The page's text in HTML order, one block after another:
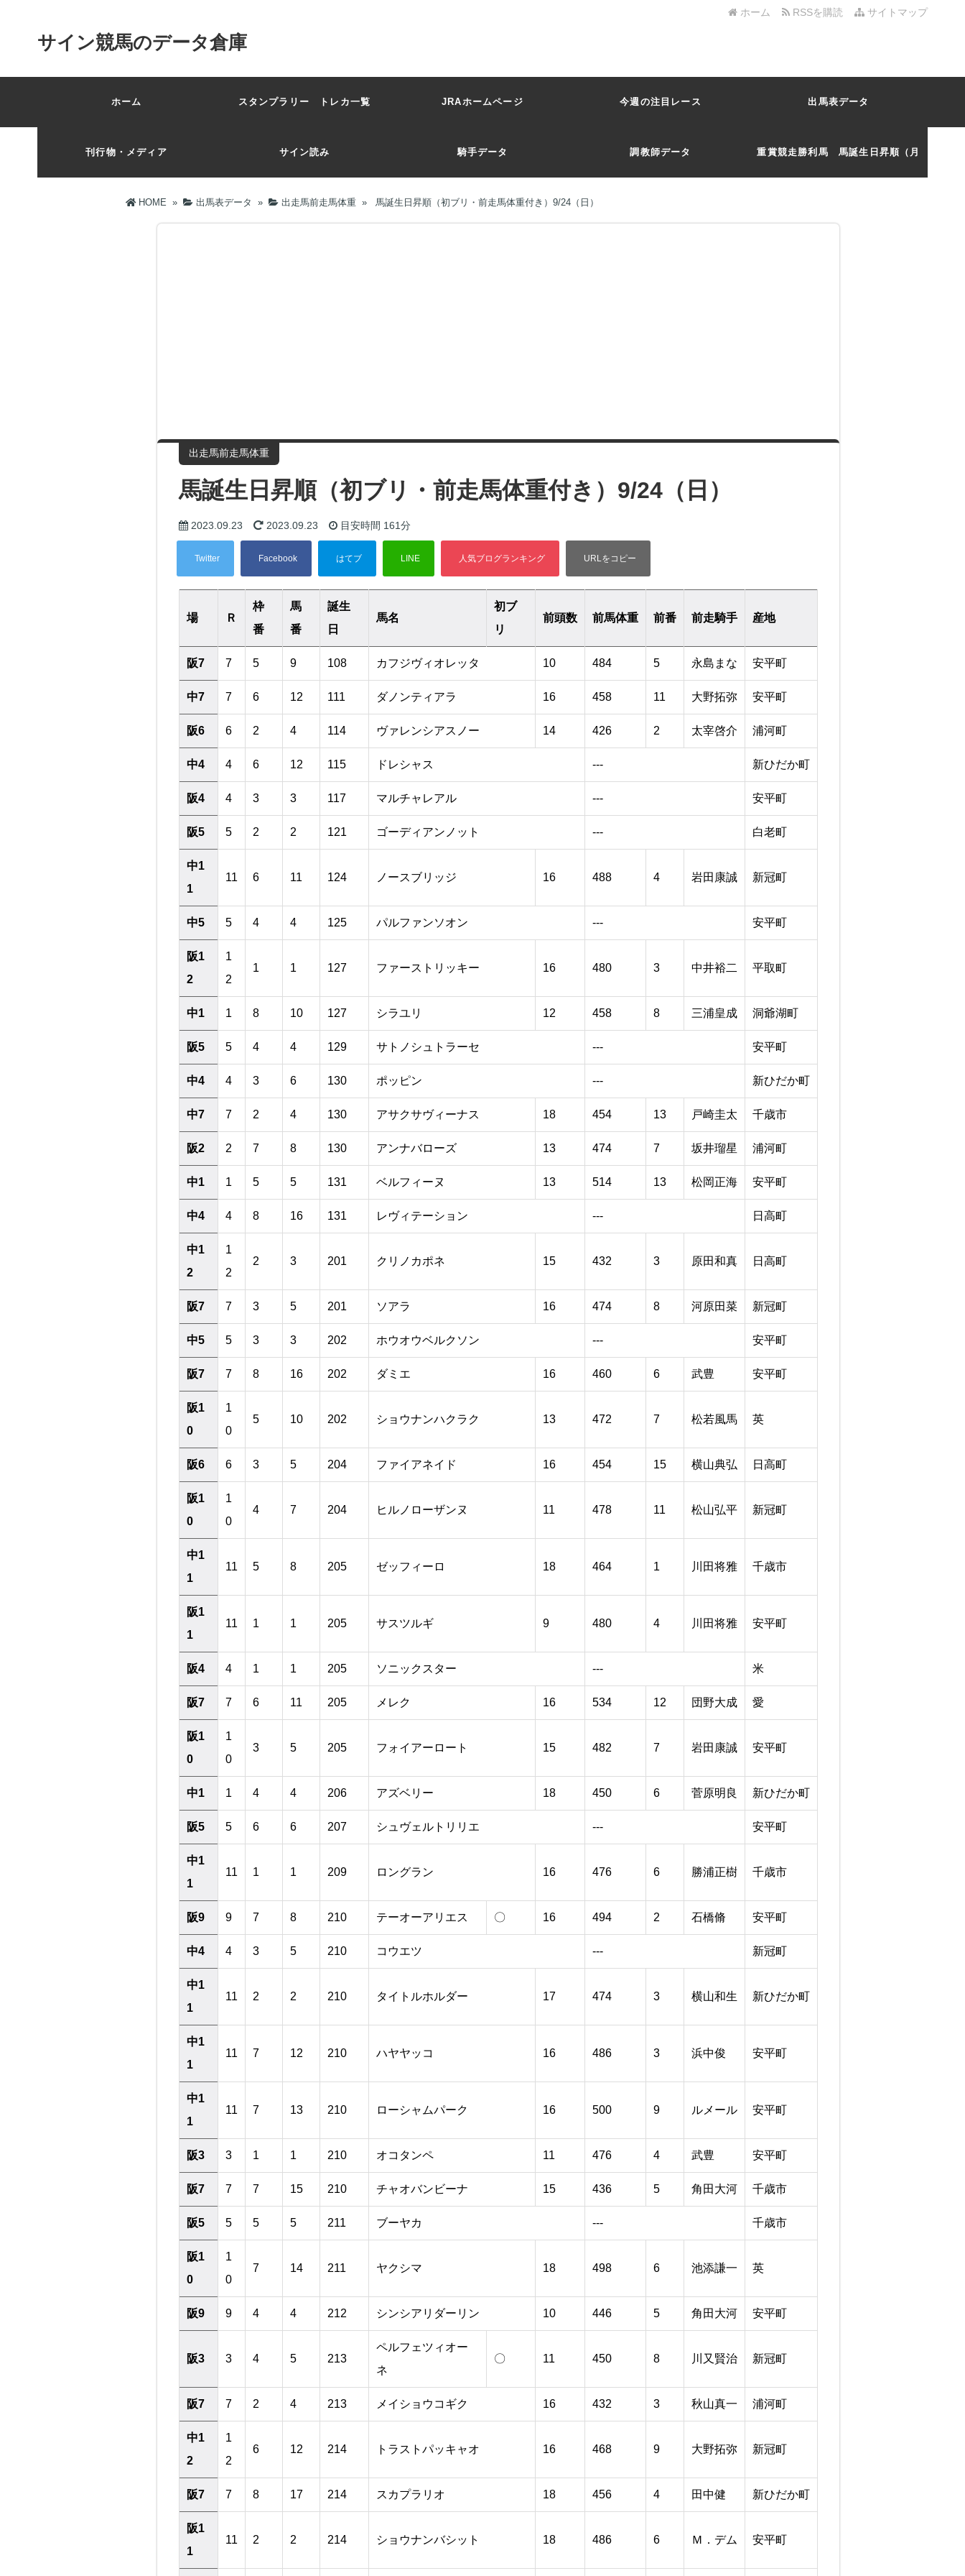
サイトマップ
RSSを購読
ホーム
サイン競馬のデータ倉庫
ホーム スタンプラリー トレカ一覧 JRAホームページ 今週の注目レース 出馬表データ
刊行物・メディア サイン読み 騎手データ 調教師データ 重賞競走勝利馬 馬誕生日昇順（月
HOME » 出馬表データ » 出走馬前走馬体重 » 馬誕生日昇順（初ブリ・前走馬体重付き）9/24（日）
出走馬前走馬体重
馬誕生日昇順（初ブリ・前走馬体重付き）9/24（日）
2023.09.23 2023.09.23 目安時間 161分
場 Ｒ
枠
番
馬
番
誕生
日
馬名
初ブ
リ
前頭数 前馬体重 前番 前走騎手 産地
阪7 7 5 9 108 カフジヴィオレッタ 10 484 5 永島まな 安平町
中7 7 6 12 111 ダノンティアラ 16 458 11 大野拓弥 安平町
阪6 6 2 4 114 ヴァレンシアスノー 14 426 2 太宰啓介 浦河町
中4 4 6 12 115 ドレシャス --- 新ひだか町
阪4 4 3 3 117 マルチャレアル --- 安平町
阪5 5 2 2 121 ゴーディアンノット --- 白老町
中1
1
11 6 11 124 ノースブリッジ 16 488 4 岩田康誠 新冠町
中5 5 4 4 125 パルファンソオン --- 安平町
阪1
2
1
2
1 1 127 ファーストリッキー 16 480 3 中井裕二 平取町
中1 1 8 10 127 シラユリ 12 458 8 三浦皇成 洞爺湖町
阪5 5 4 4 129 サトノシュトラーセ --- 安平町
中4 4 3 6 130 ポッピン --- 新ひだか町
中7 7 2 4 130 アサクサヴィーナス 18 454 13 戸崎圭太 千歳市
阪2 2 7 8 130 アンナバローズ 13 474 7 坂井瑠星 浦河町
中1 1 5 5 131 ベルフィーヌ 13 514 13 松岡正海 安平町
中4 4 8 16 131 レヴィテーション --- 日高町
中1
2
1
2
2 3 201 クリノカポネ 15 432 3 原田和真 日高町
阪7 7 3 5 201 ソアラ 16 474 8 河原田菜 新冠町
中5 5 3 3 202 ホウオウベルクソン --- 安平町
阪7 7 8 16 202 ダミエ 16 460 6 武豊 安平町
阪1
0
1
0
5 10 202 ショウナンハクラク 13 472 7 松若風馬 英
阪6 6 3 5 204 ファイアネイド 16 454 15 横山典弘 日高町
阪1
0
1
0
4 7 204 ヒルノローザンヌ 11 478 11 松山弘平 新冠町
中1
1
11 5 8 205 ゼッフィーロ 18 464 1 川田将雅 千歳市
阪1
1
11 1 1 205 サスツルギ 9 480 4 川田将雅 安平町
阪4 4 1 1 205 ソニックスター --- 米
阪7 7 6 11 205 メレク 16 534 12 団野大成 愛
阪1
0
1
0
3 5 205 フォイアーロート 15 482 7 岩田康誠 安平町
中1 1 4 4 206 アズベリー 18 450 6 菅原明良 新ひだか町
阪5 5 6 6 207 シュヴェルトリリエ --- 安平町
中1
1
11 1 1 209 ロングラン 16 476 6 勝浦正樹 千歳市
阪9 9 7 8 210 テーオーアリエス 〇 16 494 2 石橋脩 安平町
中4 4 3 5 210 コウエツ --- 新冠町
中1
1
11 2 2 210 タイトルホルダー 17 474 3 横山和生 新ひだか町
中1
1
11 7 12 210 ハヤヤッコ 16 486 3 浜中俊 安平町
中1
1
11 7 13 210 ローシャムパーク 16 500 9 ルメール 安平町
阪3 3 1 1 210 オコタンペ 11 476 4 武豊 安平町
阪7 7 7 15 210 チャオバンビーナ 15 436 5 角田大河 千歳市
阪5 5 5 5 211 ブーヤカ --- 千歳市
阪1
0
1
0
7 14 211 ヤクシマ 18 498 6 池添謙一 英
阪9 9 4 4 212 シンシアリダーリン 10 446 5 角田大河 安平町
阪3 3 4 5 213
ペルフェツィオー
ネ
〇 11 450 8 川又賢治 新冠町
阪7 7 2 4 213 メイショウコギク 16 432 3 秋山真一 浦河町
中1
2
1
2
6 12 214 トラストパッキャオ 16 468 9 大野拓弥 新冠町
阪7 7 8 17 214 スカプラリオ 18 456 4 田中健 新ひだか町
阪1
1
11 2 2 214 ショウナンバシット 18 486 6 Ｍ．デム 安平町